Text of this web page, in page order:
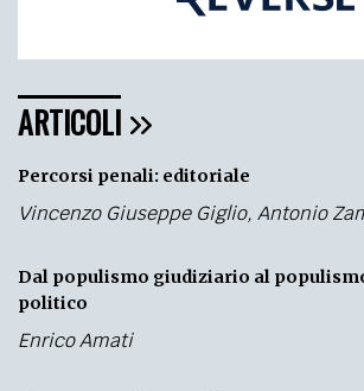
ARTICOLI
Percorsi penali: editoriale
Vincenzo Giuseppe Giglio, Antonio
Dal populismo giudiziario al
politico
Enrico Amati